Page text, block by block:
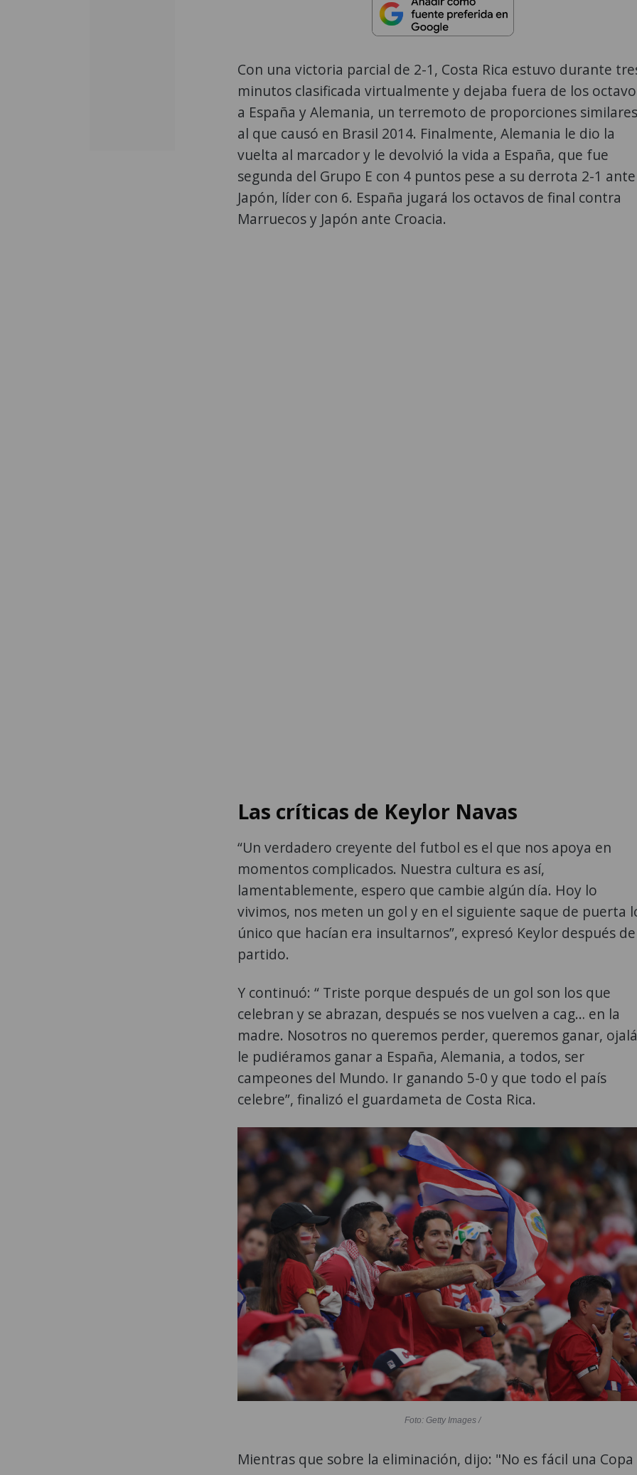
Con una victoria parcial de 2-1, Costa Rica estuvo durante
minutos clasificada virtualmente y dejaba fuera de los
a España y Alemania, un terremoto de proporciones similares
al que causó en Brasil 2014. Finalmente, Alemania le dio la
vuelta al marcador y le devolvió la vida a España, que fue
segunda del Grupo E con 4 puntos pese a su derrota 2-1 ante
Japón, líder con 6. España jugará los octavos de final contra
Marruecos y Japón ante Croacia.
Las críticas de Keylor Navas
“Un verdadero creyente del futbol es el que nos apoya en
momentos complicados. Nuestra cultura es así,
lamentablemente, espero que cambie algún día. Hoy lo
vivimos, nos meten un gol y en el siguiente saque de puerta
único que hacían era insultarnos”, expresó Keylor después
partido.
Y continuó: “ Triste porque después de un gol son los que
celebran y se abrazan, después se nos vuelven a cag… en la
madre. Nosotros no queremos perder, queremos ganar, ojalá
le pudiéramos ganar a España, Alemania, a todos, ser
campeones del Mundo. Ir ganando 5-0 y que todo el país
celebre”, finalizó el guardameta de Costa Rica.
Foto: Getty Images /
Mientras que sobre la eliminación, dijo: "No es fácil una Copa